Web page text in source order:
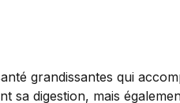
grandissantes qui
sa digestion, mais